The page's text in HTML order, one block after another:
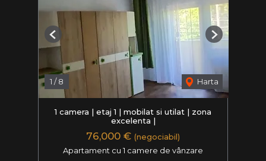
1 /8 Harta
Previous Next
1 camera | etaj 1 | mobilat si utilat | zona
excelenta |
76,000 € (negociabil)
Apartament cu 1 camere de vânzare